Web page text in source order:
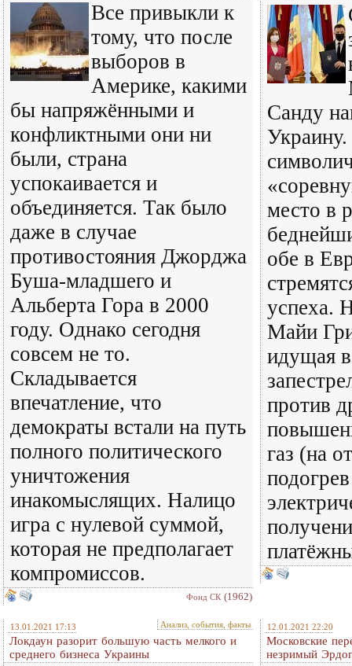
Все привыкли к
тому, что после
выборов в
Америке, какими
бы напряжёнными и
конфликтными они ни
были, страна
успокаивается и
объединяется. Так было
даже в случае
противостояния Джорджа
Буша-младшего и
Альберта Гора в 2000
году. Однако сегодня
совсем не то.
Складывается
впечатление, что
демократы встали на путь
полного политического
уничтожения
инакомыслящих. Налицо
игра с нулевой суммой,
которая не предполагает
компромиссов.
Фонд СК (1962)
Санду
место в
обе в
успеха.
Майи
идущая
против
газ (на
13.01.2021 17:13 Анализ, события, факты
Локдаун разорит большую часть мелкого и
среднего бизнеса Украины
12.01.2021 22:20
Московские
незримый